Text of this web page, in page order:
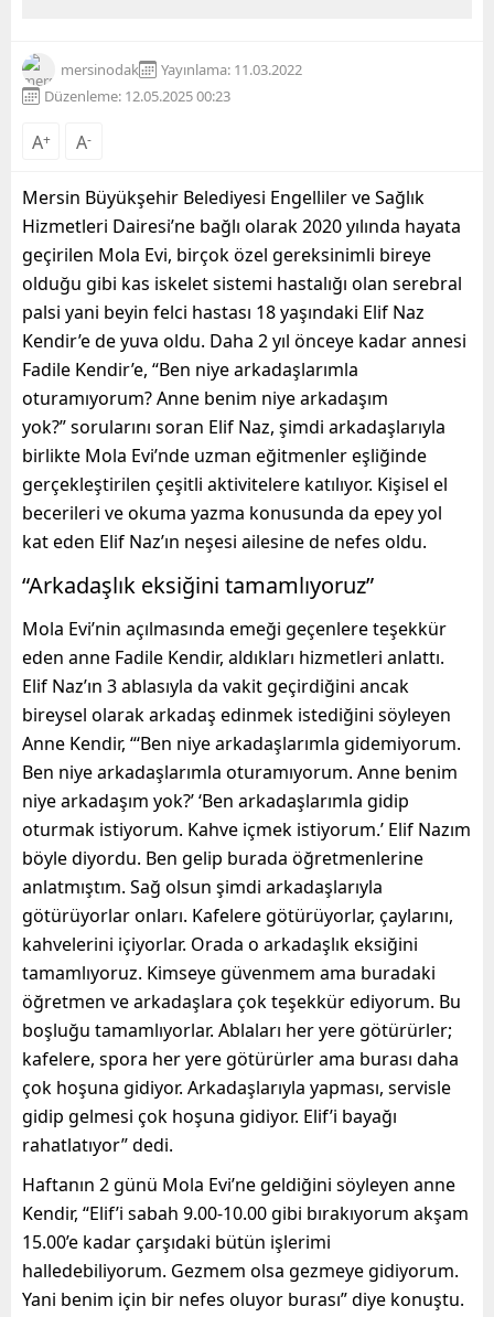
mersinodak
Yayınlama: 11.03.2022
Düzenleme: 12.05.2025 00:23
A+ A-
Mersin Büyükşehir Belediyesi Engelliler ve Sağlık
Hizmetleri Dairesi’ne bağlı olarak 2020 yılında hayata
geçirilen Mola Evi, birçok özel gereksinimli bireye
olduğu gibi kas iskelet sistemi hastalığı olan serebral
palsi yani beyin felci hastası 18 yaşındaki Elif Naz
Kendir’e de yuva oldu. Daha 2 yıl önceye kadar annesi
Fadile Kendir’e, “Ben niye arkadaşlarımla
oturamıyorum? Anne benim niye arkadaşım
yok?” sorularını soran Elif Naz, şimdi arkadaşlarıyla
birlikte Mola Evi’nde uzman eğitmenler eşliğinde
gerçekleştirilen çeşitli aktivitelere katılıyor. Kişisel el
becerileri ve okuma yazma konusunda da epey yol
kat eden Elif Naz’ın neşesi ailesine de nefes oldu.
“Arkadaşlık eksiğini tamamlıyoruz”
Mola Evi’nin açılmasında emeği geçenlere teşekkür
eden anne Fadile Kendir, aldıkları hizmetleri anlattı.
Elif Naz’ın 3 ablasıyla da vakit geçirdiğini ancak
bireysel olarak arkadaş edinmek istediğini söyleyen
Anne Kendir, “‘Ben niye arkadaşlarımla gidemiyorum.
Ben niye arkadaşlarımla oturamıyorum. Anne benim
niye arkadaşım yok?’ ‘Ben arkadaşlarımla gidip
oturmak istiyorum. Kahve içmek istiyorum.’ Elif Nazım
böyle diyordu. Ben gelip burada öğretmenlerine
anlatmıştım. Sağ olsun şimdi arkadaşlarıyla
götürüyorlar onları. Kafelere götürüyorlar, çaylarını,
kahvelerini içiyorlar. Orada o arkadaşlık eksiğini
tamamlıyoruz. Kimseye güvenmem ama buradaki
öğretmen ve arkadaşlara çok teşekkür ediyorum. Bu
boşluğu tamamlıyorlar. Ablaları her yere götürürler;
kafelere, spora her yere götürürler ama burası daha
çok hoşuna gidiyor. Arkadaşlarıyla yapması, servisle
gidip gelmesi çok hoşuna gidiyor. Elif’i bayağı
rahatlatıyor” dedi.
Haftanın 2 günü Mola Evi’ne geldiğini söyleyen anne
Kendir, “Elif’i sabah 9.00-10.00 gibi bırakıyorum akşam
15.00’e kadar çarşıdaki bütün işlerimi
halledebiliyorum. Gezmem olsa gezmeye gidiyorum.
Yani benim için bir nefes oluyor burası” diye konuştu.